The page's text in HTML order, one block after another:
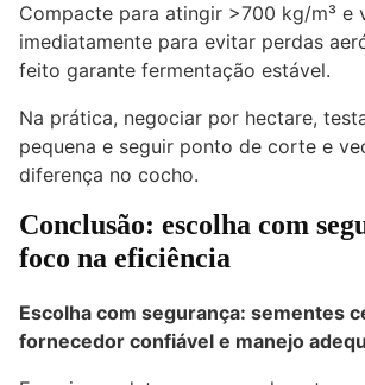
Compacte para atingir >700 kg/m³ e
imediatamente para evitar perdas
feito garante fermentação estável.
Na prática, negociar por hectare,
pequena e seguir ponto de corte e
diferença no cocho.
Conclusão: escolha com
foco na eficiência
Escolha com segurança: sementes
fornecedor confiável e manejo